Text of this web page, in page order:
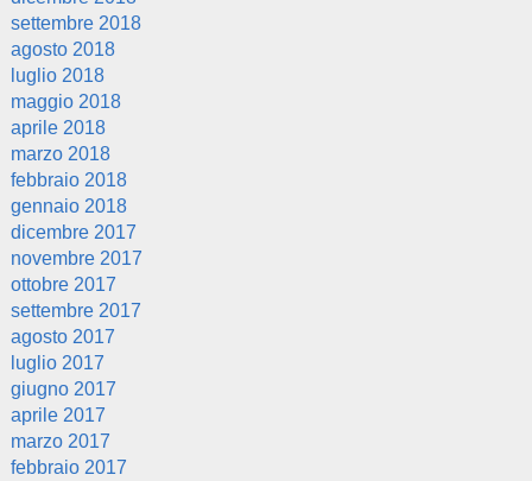
settembre 2018
agosto 2018
luglio 2018
maggio 2018
aprile 2018
marzo 2018
febbraio 2018
gennaio 2018
dicembre 2017
novembre 2017
ottobre 2017
settembre 2017
agosto 2017
luglio 2017
giugno 2017
aprile 2017
marzo 2017
febbraio 2017